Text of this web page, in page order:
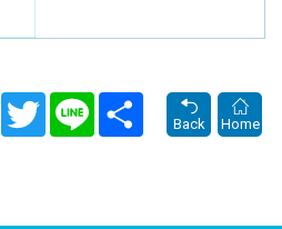
FacebookTwitter Line
Share
Back
Home